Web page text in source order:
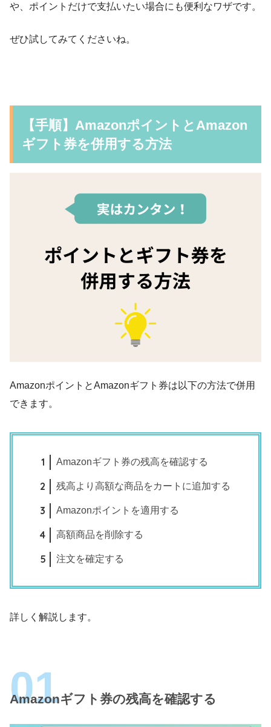
や、ポイントだけで支払いたい場合にも便利なワザです。
ぜひ試してみてくださいね。
【手順】AmazonポイントとAmazon
ギフト券を併用する方法
AmazonポイントとAmazonギフト券は以下の方法で併用
できます。
Amazonギフト券の残高を確認する
残高より高額な商品をカートに追加する
Amazonポイントを適用する
高額商品を削除する
注文を確定する
詳しく解説します。
Amazonギフト券の残高を確認する